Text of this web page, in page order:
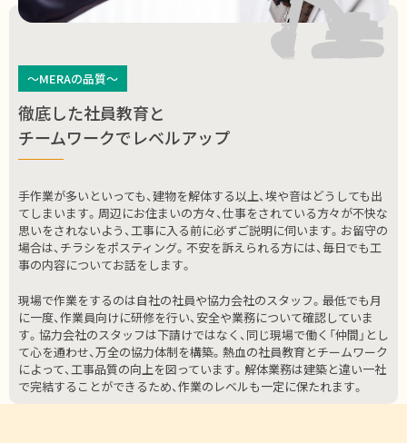
～MERAの品質～
徹底した社員教育と
チームワークでレベルアップ
手作業が多いといっても、建物を解体する以上、埃や音はどうしても出
てしまいます。周辺にお住まいの方々、仕事をされている方々が不快な
思いをされないよう、工事に入る前に必ずご説明に伺います。お留守の
場合は、チラシをポスティング。不安を訴えられる方には、毎日でも工
事の内容についてお話をします。
現場で作業をするのは自社の社員や協力会社のスタッフ。最低でも月
に一度、作業員向けに研修を行い、安全や業務について確認していま
す。協力会社のスタッフは下請けではなく、同じ現場で働く「仲間」とし
て心を通わせ、万全の協力体制を構築。熱血の社員教育とチームワーク
によって、工事品質の向上を図っています。解体業務は建築と違い一社
で完結することができるため、作業のレベルも一定に保たれます。